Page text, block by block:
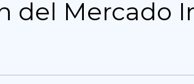
del Mercado